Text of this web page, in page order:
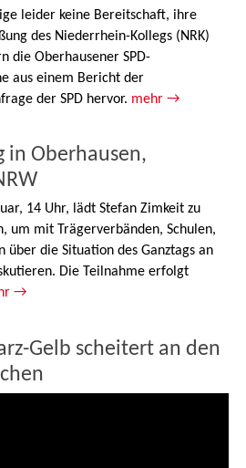
leider keine Bereitschaft, ihre
des Niederrhein-Kollegs (NRK)
die Oberhausener SPD-
aus einem Bericht der
der SPD hervor. mehr →
in Oberhausen,
14 Uhr, lädt Stefan Zimkeit zu
um mit Trägerverbänden, Schulen,
über die Situation des Ganztags an
Die Teilnahme erfolgt
→
Gelb scheitert an den